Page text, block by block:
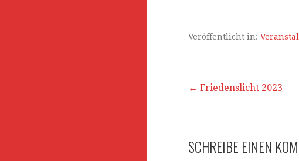
s
p
p
e
o
o
l
n
Veröffentlicht in:
Beitrags-
Navigation
← Friedenslicht 2023
SCHREIBE EINEN